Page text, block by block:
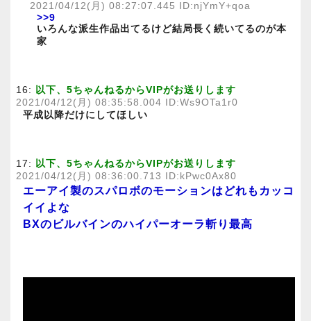
2021/04/12(月) 08:27:07.445 ID:njYmY+qoa
>>9
いろんな派生作品出てるけど結局長く続いてるのが本
家
16: 以下、5ちゃんねるからVIPがお送りします
2021/04/12(月) 08:35:58.004 ID:Ws9OTa1r0
平成以降だけにしてほしい
17: 以下、5ちゃんねるからVIPがお送りします
2021/04/12(月) 08:36:00.713 ID:kPwc0Ax80
エーアイ製のスパロボのモーションはどれもカッコ
イイよな
BXのビルバインのハイパーオーラ斬り最高